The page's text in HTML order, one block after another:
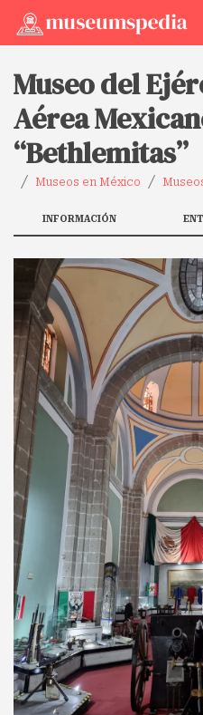
Museo del
Aérea
“Bethlemitas”
Museos en México
INFORMACIÓN